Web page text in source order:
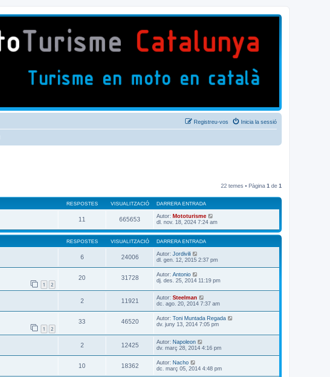
Inicia la sessió
Registreu-vos
22 temes • Pàgina 1 de 1
RESPOSTES VISUALITZACIÓ DARRERA ENTRADA
11 665653 Autor: Mototurisme
dl. nov. 18, 2024 7:24 am
RESPOSTES VISUALITZACIÓ DARRERA ENTRADA
6 24006 Autor: Jordivili
dl. gen. 12, 2015 2:37 pm
1 2
20 31728 Autor: Antonio
dj. des. 25, 2014 11:19 pm
2 11921 Autor: Steelman
dc. ago. 20, 2014 7:37 am
1 2
33 46520 Autor: Toni Muntada Regada
dv. juny 13, 2014 7:05 pm
2 12425 Autor: Napoleon
dv. març 28, 2014 4:16 pm
10 18362 Autor: Nacho
dc. març 05, 2014 4:48 pm